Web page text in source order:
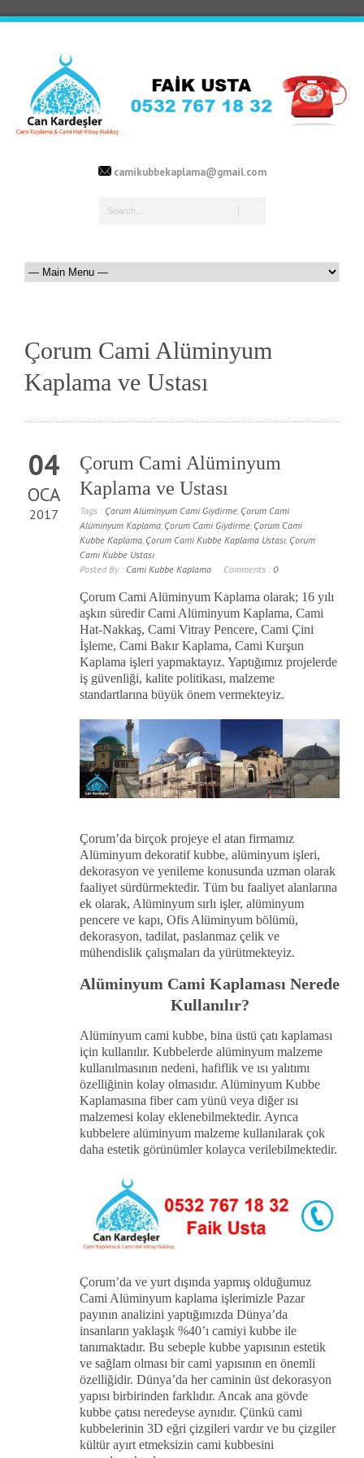
camikubbekaplama@gmail.com
Çorum Cami Alüminyum
Kaplama ve Ustası
04
OCA
2017
Çorum Cami Alüminyum
Kaplama ve Ustası
Tags : Çorum Alüminyum Cami Giydirme Çorum Cami
Alüminyum Kaplama Çorum Cami Giydirme Çorum Cami
Kubbe Kaplama Çorum Cami Kubbe Kaplama Ustası Çorum
Cami Kubbe Ustası
Posted By : Cami Kubbe Kaplama Comments : 0
Çorum Cami Alüminyum Kaplama olarak; 16 yılı
aşkın süredir Cami Alüminyum Kaplama, Cami
Hat-Nakkaş, Cami Vitray Pencere, Cami Çini
İşleme, Cami Bakır Kaplama, Cami Kurşun
Kaplama işleri yapmaktayız. Yaptığımız projelerde
iş güvenliği, kalite politikası, malzeme
standartlarına büyük önem vermekteyiz.
Çorum’da birçok projeye el atan firmamız
Alüminyum dekoratif kubbe, alüminyum işleri,
dekorasyon ve yenileme konusunda uzman olarak
faaliyet sürdürmektedir. Tüm bu faaliyet alanlarına
ek olarak, Alüminyum sırlı işler, alüminyum
pencere ve kapı, Ofis Alüminyum bölümü,
dekorasyon, tadilat, paslanmaz çelik ve
mühendislik çalışmaları da yürütmekteyiz.
Alüminyum Cami Kaplaması Nerede
Kullanılır?
Alüminyum cami kubbe, bina üstü çatı kaplaması
için kullanılır. Kubbelerde alüminyum malzeme
kullanılmasının nedeni, hafiflik ve ısı yalıtımı
özelliğinin kolay olmasıdır. Alüminyum Kubbe
Kaplamasına fiber cam yünü veya diğer ısı
malzemesi kolay eklenebilmektedir. Ayrıca
kubbelere alüminyum malzeme kullanılarak çok
daha estetik görünümler kolayca verilebilmektedir.
Çorum’da ve yurt dışında yapmış olduğumuz
Cami Alüminyum kaplama işlerimizle Pazar
payının analizini yaptığımızda Dünya’da
insanların yaklaşık %40’ı camiyi kubbe ile
tanımaktadır. Bu sebeple kubbe yapısının estetik
ve sağlam olması bir cami yapısının en önemli
özelliğidir. Dünya’da her caminin üst dekorasyon
yapısı birbirinden farklıdır. Ancak ana gövde
kubbe çatısı neredeyse aynıdır. Çünkü cami
kubbelerinin 3D eğri çizgileri vardır ve bu çizgiler
kültür ayırt etmeksizin cami kubbesini